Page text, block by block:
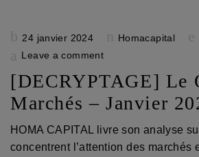
Posted
24 janvier 2024 Homacapital
Leave a comment
[DECRYPTAGE] Le
Marchés – Janvier
HOMA CAPITAL livre son analyse
concentrent l’attention des marchés